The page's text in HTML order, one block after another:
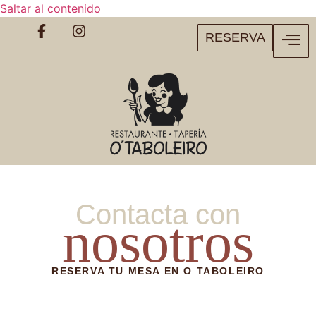
Saltar al contenido
RESERVA
Contacta con
nosotros
RESERVA TU MESA EN O TABOLEIRO